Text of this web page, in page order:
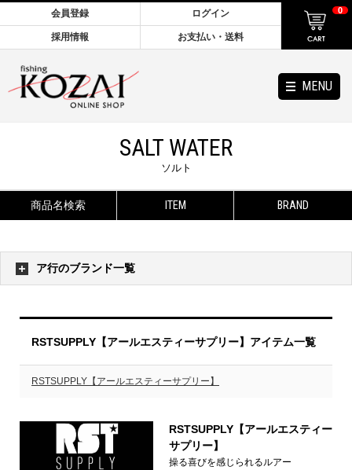
MENU
会員登録 ログイン
採用情報 お支払い・送料
0
SALT WATER
ソルト
商品名検索 ITEM BRAND
ア行のブランド一覧
RSTSUPPLY【アールエスティーサプリー】アイテム一覧
RSTSUPPLY【アールエスティーサプリー】
RSTSUPPLY【アールエスティー
サプリー】
操る喜びを感じられるルアー